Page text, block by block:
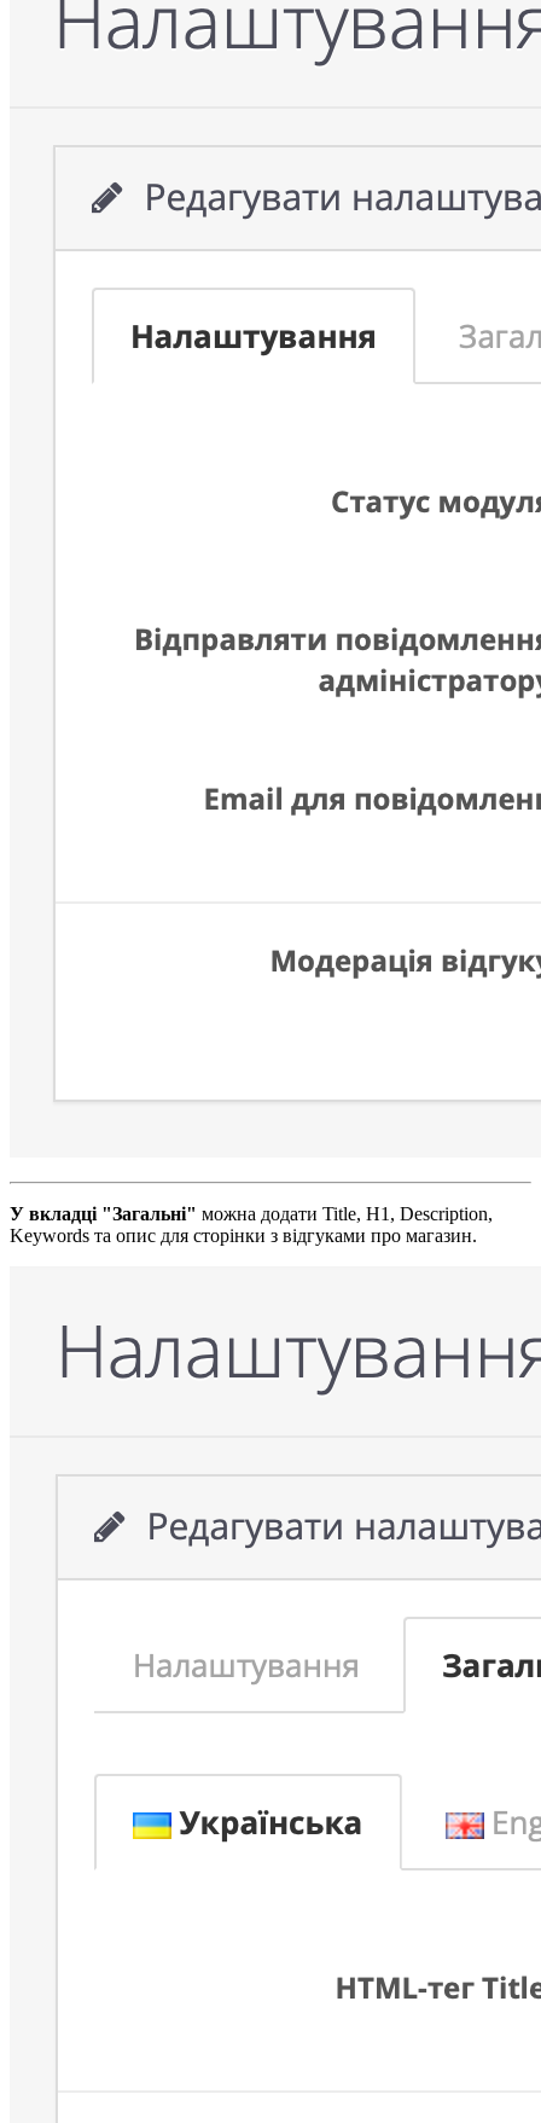
У вкладці "Загальні" можна додати Title, H1, Description,
Keywords та опис для сторінки з відгуками про магазин.